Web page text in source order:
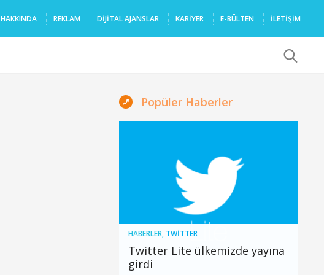
HAKKINDA REKLAM DIJITAL AJANSLAR KARIYER E-BÜLTEN İLETİŞİM
Popüler Haberler
HABERLER, TWITTER
Twitter Lite ülkemizde yayına
girdi